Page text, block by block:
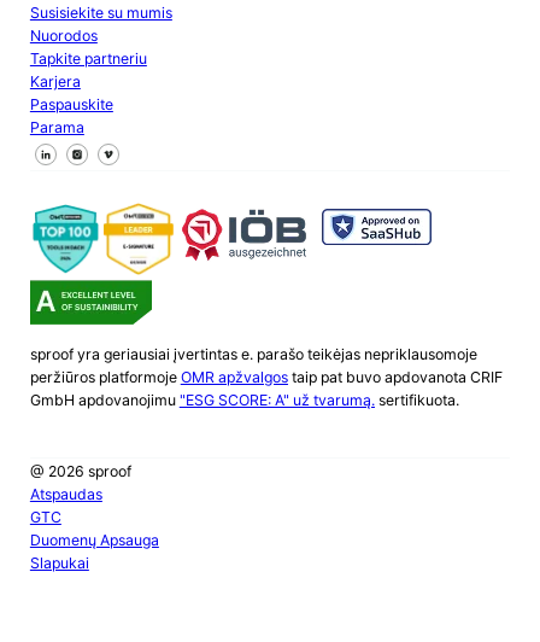
Susisiekite su mumis
Nuorodos
Tapkite partneriu
Karjera
Paspauskite
Parama
Sekite mus "Facebook
Sekite mus X
Sekite mus "LinkedIn
sproof yra geriausiai įvertintas e. parašo teikėjas nepriklausomoje
peržiūros platformoje OMR apžvalgostaip pat buvo apdovanota CRIF
GmbH apdovanojimu "ESG SCORE: A" už tvarumą.sertifikuota.
@ 2026 sproof
Atspaudas
GTC
Duomenų Apsauga
Slapukai